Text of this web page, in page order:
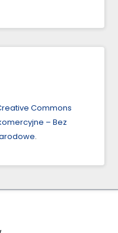
Commons
– Bez
.